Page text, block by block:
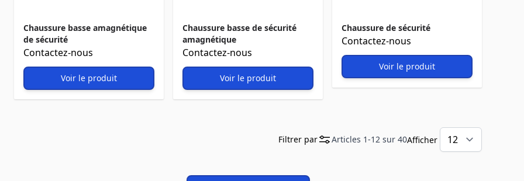
Chaussure basse amagnétique
de sécurité
Contactez-nous
Voir le produit
Chaussure basse de sécurité
amagnétique
Contactez-nous
Voir le produit
Chaussure de sécurité
Contactez-nous
Voir le produit
Articles 1-12 sur 40Afficher
Filtrer par